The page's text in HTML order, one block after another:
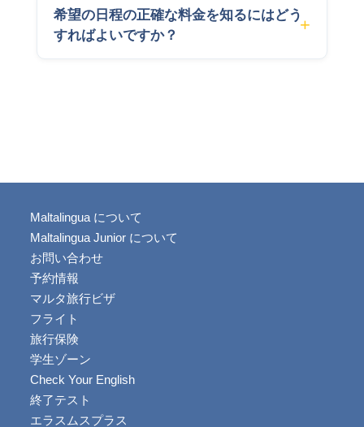
希望の日程の正確な料金を知るにはどう
すればよいですか？
Maltalingua について
Maltalingua Junior について
お問い合わせ
予約情報
マルタ旅行ビザ
フライト
旅行保険
学生ゾーン
Check Your English
終了テスト
エラスムスプラス